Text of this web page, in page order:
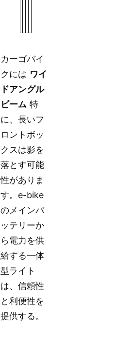
カーゴバイ
クには ワイ
ドアングル
ビーム 特
に、長いフ
ロントボッ
クスは影を
落とす可能
性がありま
す。e-bike
のメインバ
ッテリーか
ら電力を供
給する一体
型ライト
は、信頼性
と利便性を
提供する。